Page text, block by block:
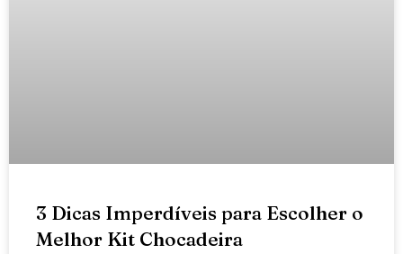
3 Dicas Imperdíveis para Escolher o
Melhor Kit Chocadeira